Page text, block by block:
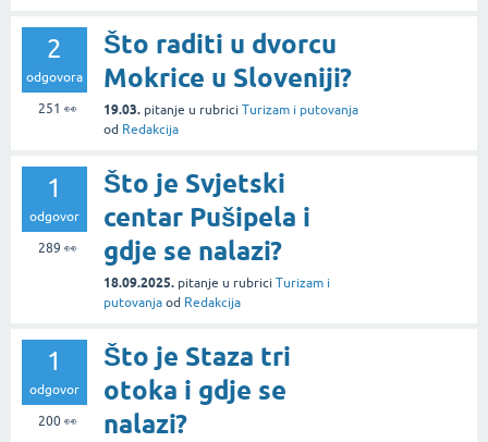
2
odgovora
251 👀
Što raditi u dvorcu
Mokrice u Sloveniji?
19.03. pitanje u rubrici Turizam i putovanja
od Redakcija
1
odgovor
289 👀
Što je Svjetski
centar Pušipela i
gdje se nalazi?
18.09.2025. pitanje u rubrici Turizam i
putovanja od Redakcija
1
odgovor
200👀
Što je Staza tri
otoka i gdje se
nalazi?